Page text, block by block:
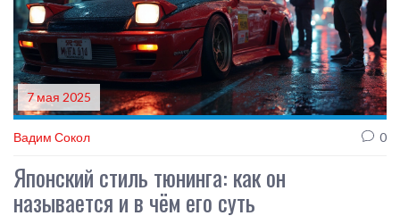
7 мая 2025
Вадим Сокол 0
Японский стиль тюнинга: как он
называется и в чём его суть